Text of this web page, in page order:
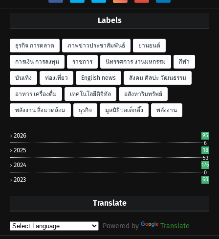
Labels
ธุรกิจ การตลาด ภาพข่าวประชาสัมพันธ์ ยานยนต์
การเงิน การลงทุน ราชการ นิทรรศการ งานมหกรรม กีฬา
บันเทิง ท่องเที่ยว English news สังคม ศิลปะ วัฒนธรรม
อาหาร เครื่องดื่ม เทคโนโลยีดิจิทัล อสังหาริมทรัพย์
พลังงาน สิ่งแวดล้อม ธุรกิจ มูลนิธิป่อเต็กตึ๊ง พลังงาน
2026
95
6
2025
18
53
2024
176
0
2023 60
Translate
Powered by Translate